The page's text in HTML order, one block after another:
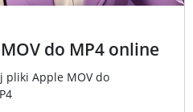
do MP4 online
pliki Apple MOV do